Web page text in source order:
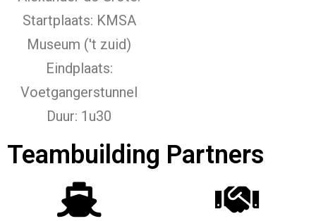
Startplaats: KMSA
Museum ('t zuid)
Eindplaats:
Voetgangerstunnel
Duur: 1u30
Teambuilding Partners